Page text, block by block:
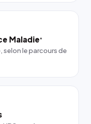
Maladie*
selon le parcours de